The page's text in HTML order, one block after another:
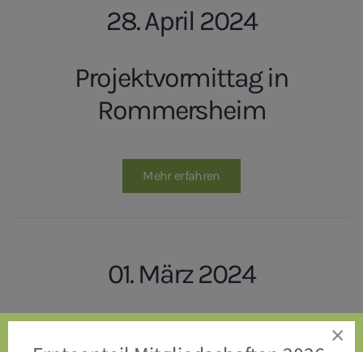
28. April 2024
Projektvormittag in
Rommersheim
Mehr erfahren
01. März 2024
Endlich: Die Kompost-Toilette
×